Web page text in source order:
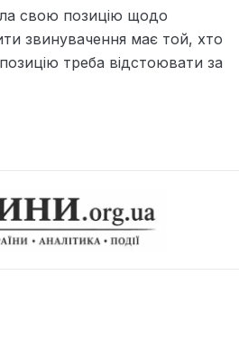
свою позицію щодо
звинувачення має той, хто
треба відстоювати за